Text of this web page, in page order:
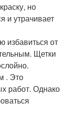
но
и утрачивает
избавиться от
Щетки
. Это
работ. Однако